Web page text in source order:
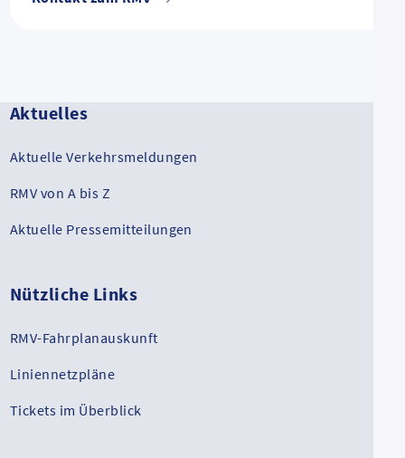
Aktuelles
Aktuelle Verkehrsmeldungen
RMV von A bis Z
Aktuelle Pressemitteilungen
Nützliche Links
RMV-Fahrplanauskunft
Liniennetzpläne
Tickets im Überblick